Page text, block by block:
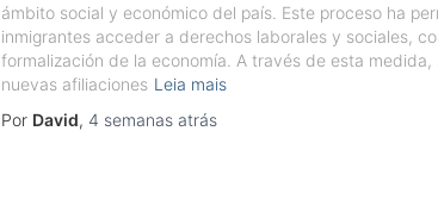
ámbito social y económico del país. Este proceso ha
inmigrantes acceder a derechos laborales y sociales,
formalización de la economía. A través de esta
nuevas afiliaciones Leia mais
Por David, 4 semanasatrás